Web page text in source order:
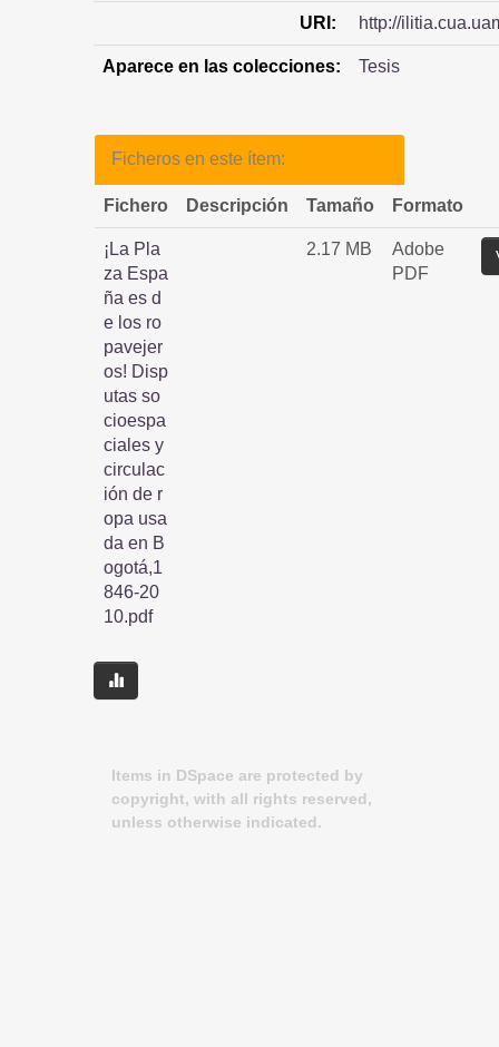
URI: http://
Aparece en las colecciones: Tesis
Ficheros en este ítem:
Fichero Descripción Tamaño Formato
¡La Pla
za Espa
ña es d
e los ro
pavejer
os! Disp
utas so
cioespa
ciales y
circulac
ión de r
opa usa
da en B
ogotá,1
846-20
10.pdf
2.17 MB
Adobe
PDF
Items in DSpace are protected by
copyright, with all rights reserved,
unless otherwise indicated.